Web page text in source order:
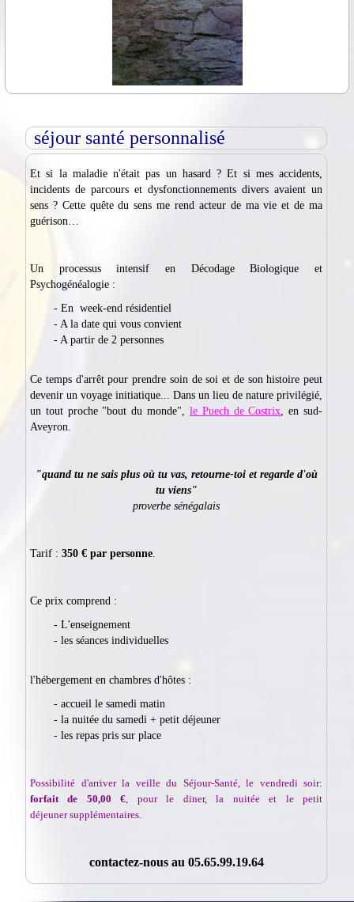
séjour santé personnalisé
Et si la maladie n'était pas un hasard ? Et si mes accidents,
incidents de parcours et dysfonctionnements divers avaient un
sens ? Cette quête du sens me rend acteur de ma vie et de ma
guérison…
Un processus intensif en Décodage Biologique et
Psychogénéalogie :
- En week-end résidentiel
- A la date qui vous convient
- A partir de 2 personnes
Ce temps d'arrêt pour prendre soin de soi et de son histoire peut
devenir un voyage initiatique... Dans un lieu de nature privilégié,
un tout proche "bout du monde", le Puech de Costrix, en sud-
Aveyron.
"quand tu ne sais plus où tu vas, retourne-toi et regarde d'où
tu viens"
proverbe sénégalais
Tarif : 350 € par personne.
Ce prix comprend :
- L'enseignement
- les séances individuelles
l'hébergement en chambres d'hôtes :
- accueil le samedi matin
- la nuitée du samedi + petit déjeuner
- les repas pris sur place
Possibilité d'arriver la veille du Séjour-Santé, le vendredi soir:
forfait de 50,00 €, pour le diner, la nuitée et le petit
déjeuner supplémentaires.
contactez-nous au 05.65.99.19.64